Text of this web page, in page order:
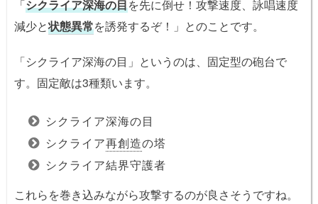
「シクライア深海の目を先に倒せ！攻撃速度、詠唱速度
減少と状態異常を誘発するぞ！」とのことです。
「シクライア深海の目」というのは、固定型の砲台で
す。固定敵は3種類います。
シクライア深海の目
シクライア再創造の塔
シクライア結界守護者
これらを巻き込みながら攻撃するのが良さそうですね。